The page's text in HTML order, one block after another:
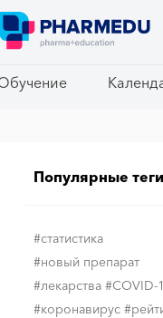
Популярные теги
#статистика
#новый препарат
#лекарства #COVID-
#коронавирус